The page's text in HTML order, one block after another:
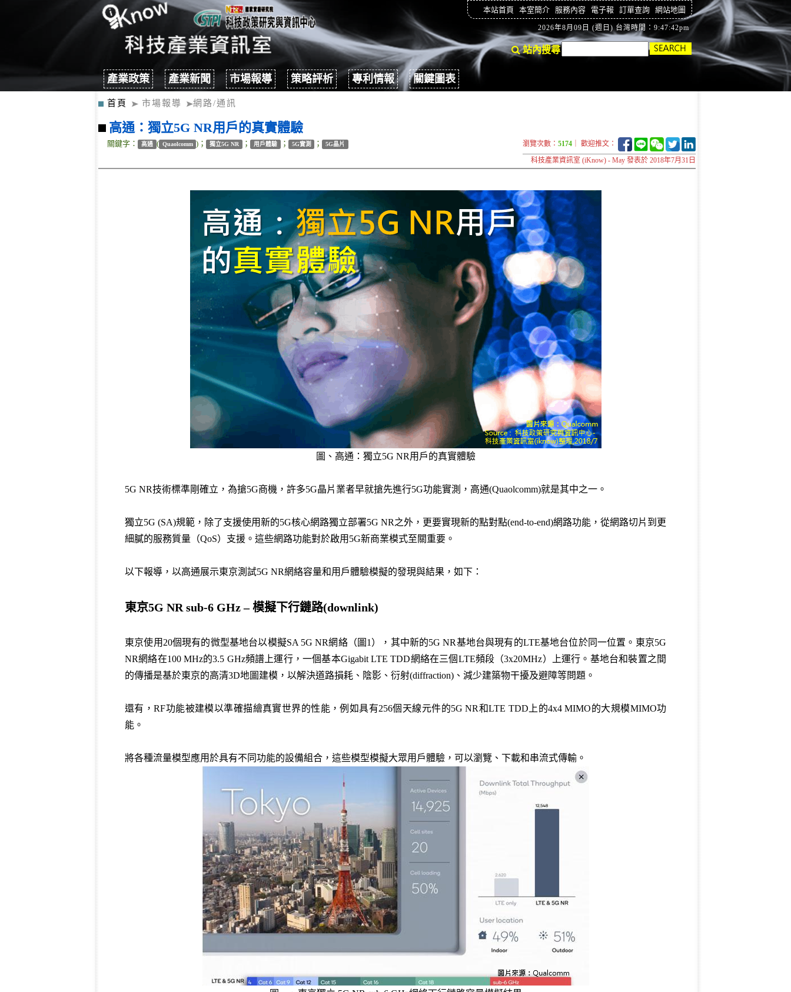
本站首頁 本室簡介 服務內容 電子報 訂單查詢 網站地圖
2026年8月09日 (週日) 台灣時間：9:47:43pm
站內搜尋
產業政策 產業新聞 市場報導 策略評析 專利情報 關鍵圖表
首頁 市場報導 網路/通訊
高通：獨立5G NR用戶的真實體驗
關鍵字： 高通 ( Quaolcomm )； 獨立5G NR ； 用戶體驗 ； 5G實測 ； 5G晶片 瀏覽次數： 5174 ｜ 歡迎推文：
科技產業資訊室 (iKnow) - May 發表於 2018年7月31日
圖、高通：獨立5G NR用戶的真實體驗
5G NR技術標準剛確立，為搶5G商機，許多5G晶片業者早就搶先進行5G功能實測，高通(Quaolcomm)就是其中之一。
獨立5G (SA)規範，除了支援使用新的5G核心網路獨立部署5G NR之外，更要實現新的點對點(end-to-end)網路功能，從網路切片到更
細膩的服務質量（QoS）支援。這些網路功能對於啟用5G新商業模式至關重要。
以下報導，以高通展示東京測試5G NR網絡容量和用戶體驗模擬的發現與結果，如下：
東京5G NR sub-6 GHz –模擬下行鏈路(downlink)
東京使用20個現有的微型基地台以模擬SA 5G NR網絡（圖1），其中新的5G NR基地台與現有的LTE基地台位於同一位置。東京5G
NR網絡在100 MHz的3.5 GHz頻譜上運行，一個基本Gigabit LTE TDD網絡在三個LTE頻段（3x20MHz）上運行。基地台和裝置之間
的傳播是基於東京的高清3D地圖建模，以解決道路損耗、陰影、衍射(diffraction)、減少建築物干擾及避障等問題。
還有，RF功能被建模以準確描繪真實世界的性能，例如具有256個天線元件的5G NR和LTE TDD上的4x4 MIMO的大規模MIMO功
能。
將各種流量模型應用於具有不同功能的設備組合，這些模型模擬大眾用戶體驗，可以瀏覽、下載和串流式傳輸。